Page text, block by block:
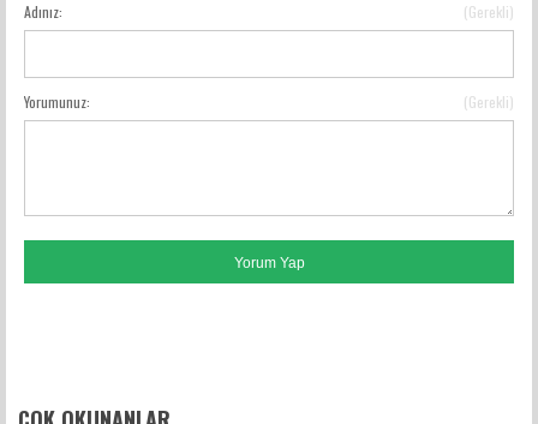
YORUM GÖNDER
Adınız: (Gerekli)
Yorumunuz: (Gerekli)